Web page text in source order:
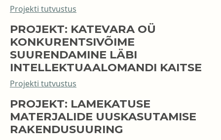
Projekti tutvustus
PROJEKT: KATEVARA OÜ
KONKURENTSIVÕIME
SUURENDAMINE LÄBI
INTELLEKTUAALOMANDI KAITSE
Projekti tutvustus
PROJEKT: LAMEKATUSE
MATERJALIDE UUSKASUTAMISE
RAKENDUSUURING